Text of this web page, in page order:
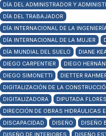
DÍA DEL ADMINISTRADOR Y
DÍA DEL TRABAJADOR
DÍA INTERNACIONAL DE LA
DÍA INTERNACIONAL DE LA MUJER
DÍA MUNDIAL DEL SUELO
DIANE
DIEGO CARPENTIER
DIEGO
DIEGO SIMONETTI
DIETTER
DIGITALIZACIÓN DE LA
DIGITALIZADORA
DIPUTADA FLORES
DIRECCIÓN DE OBRAS HIDRÁULICAS
DISCAPACIDAD
DISEÑO DISEÑO